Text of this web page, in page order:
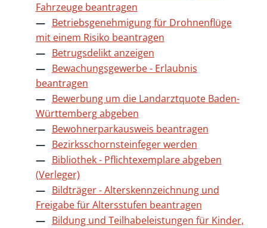
Fahrzeuge beantragen
Betriebsgenehmigung für Drohnenflüge
mit einem Risiko beantragen
Betrugsdelikt anzeigen
Bewachungsgewerbe - Erlaubnis
beantragen
Bewerbung um die Landarztquote Baden-
Württemberg abgeben
Bewohnerparkausweis beantragen
Bezirksschornsteinfeger werden
Bibliothek - Pflichtexemplare abgeben
(Verleger)
Bildträger - Alterskennzeichnung und
Freigabe für Altersstufen beantragen
Bildung und Teilhabeleistungen für Kinder,